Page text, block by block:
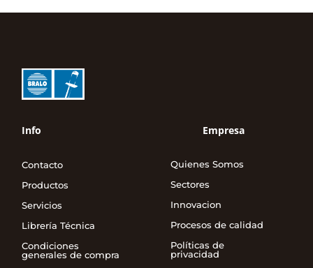
Info
Contacto
Productos
Servicios
Librería Técnica
Condiciones
generales de compra
Empresa
Quienes Somos
Sectores
Innovacion
Procesos de calidad
Políticas de
privacidad